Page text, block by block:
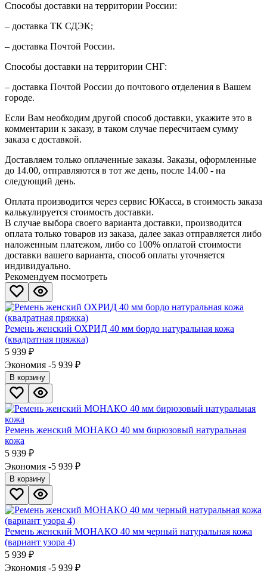
Способы доставки на территории России:
– доставка ТК СДЭК;
– доставка Почтой России.
Способы доставки на территории СНГ:
– доставка Почтой России до почтового отделения в Вашем
городе.
Если Вам необходим другой способ доставки, укажите это в
комментарии к заказу, в таком случае пересчитаем сумму
заказа с доставкой.
Доставляем только оплаченные заказы. Заказы, оформленные
до 14.00, отправляются в тот же день, после 14.00 - на
следующий день.
Оплата производится через сервис ЮКасса, в стоимость заказа
калькулируется стоимость доставки.
В случае выбора своего варианта доставки, производится
оплата только товаров из заказа, далее заказ отправляется либо
наложенным платежом, либо со 100% оплатой стоимости
доставки вашего варианта, способ оплаты уточняется
индивидуально.
Рекомендуем посмотреть
Ремень женский ОХРИД 40 мм бордо натуральная кожа
(квадратная пряжка)
5 939 ₽
Экономия -5 939 ₽
В корзину
Ремень женский МОНАКО 40 мм бирюзовый натуральная
кожа
5 939 ₽
Экономия -5 939 ₽
В корзину
Ремень женский МОНАКО 40 мм черный натуральная кожа
(вариант узора 4)
5 939 ₽
Экономия -5 939 ₽